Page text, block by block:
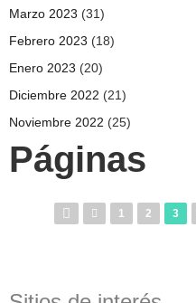
Marzo 2023 (31)
Febrero 2023 (18)
Enero 2023 (20)
Diciembre 2022 (21)
Noviembre 2022 (25)
Páginas
1 2 3